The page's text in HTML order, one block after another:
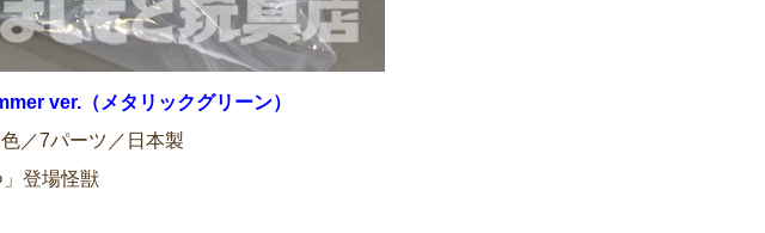
ver.（メタリックグリーン）
／7パーツ／日本製
」登場怪獣